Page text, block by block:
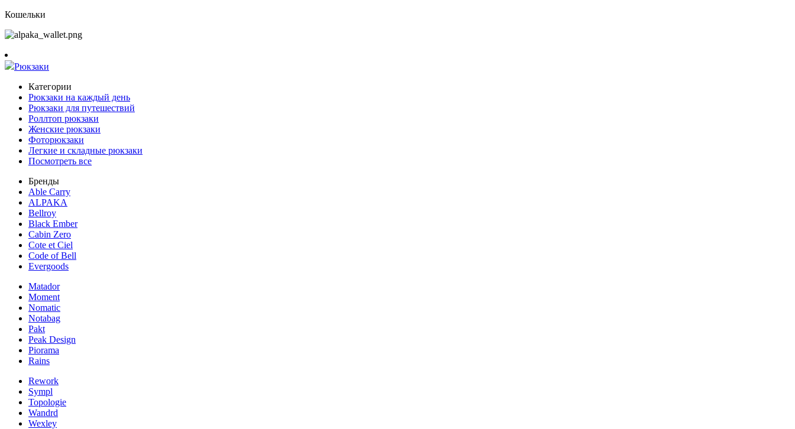
Кошельки
Рюкзаки
Категории
Рюкзаки на каждый день
Рюкзаки для путешествий
Роллтоп рюкзаки
Женские рюкзаки
Фоторюкзаки
Легкие и складные рюкзаки
Посмотреть все
Бренды
Able Carry
ALPAKA
Bellroy
Black Ember
Cabin Zero
Cote et Ciel
Code of Bell
Evergoods
Matador
Moment
Nomatic
Notabag
Pakt
Peak Design
Piorama
Rains
Rework
Sympl
Topologie
Wandrd
Wexley